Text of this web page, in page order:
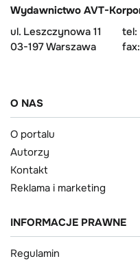
Wydawnictwo AVT-
ul. Leszczynowa 11
03-197 Warszawa
tel:
O NAS
O portalu
Autorzy
Kontakt
Reklama i marketing
INFORMACJE PRAWNE
Regulamin